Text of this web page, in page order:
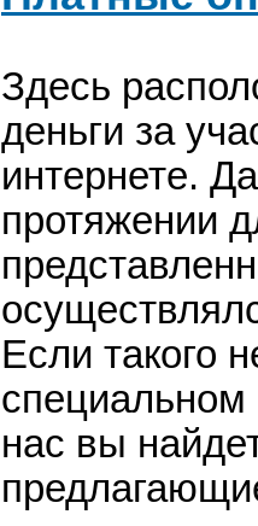
Здесь
деньги за
интернете.
протяжении
Если такого
нас вы